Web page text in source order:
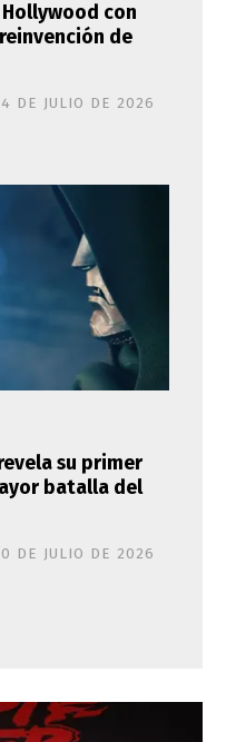
Hollywood con
de
DE JULIO DE 2026
su primer
batalla del
DE JULIO DE 2026